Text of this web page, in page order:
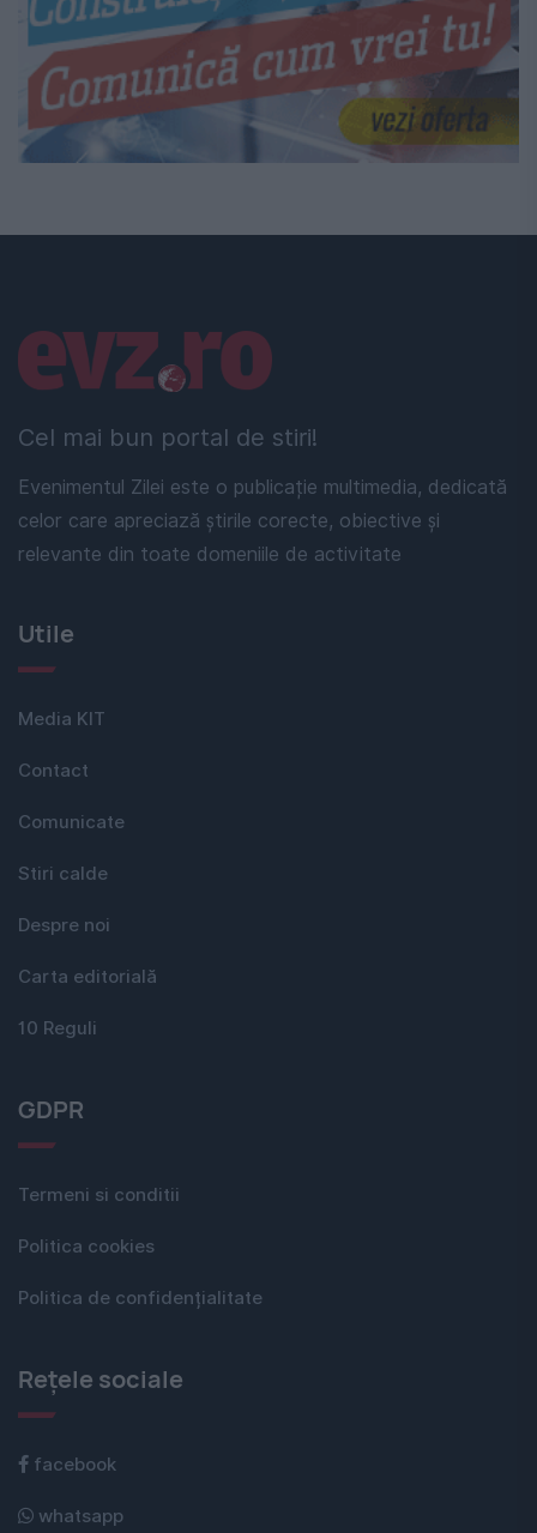
Cel mai bun portal de stiri!
Evenimentul Zilei este o publicație multimedia, dedicată
celor care apreciază știrile corecte, obiective și
relevante din toate domeniile de activitate
Linkuri utile
Utile
Media KIT
Contact
Comunicate
Stiri calde
Despre noi
Carta editorială
10 Reguli
GDPR
Termeni si conditii
Politica cookies
Politica de confidențialitate
Rețele sociale
facebook
whatsapp